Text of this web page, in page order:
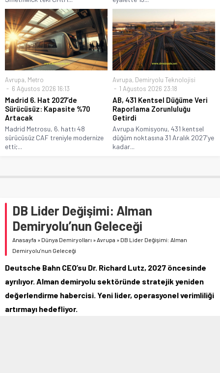
Avrupa, Metro
6 Ağustos 2026 16:13
Madrid 6. Hat 2027’de
Sürücüsüz: Kapasite %70
Artacak
Madrid Metrosu, 6. hattı 48
sürücüsüz CAF treniyle modernize
etti;...
Avrupa, Demiryolu Teknolojisi
1 Ağustos 2026 23:18
AB, 431 Kentsel Düğüme Veri
Raporlama Zorunluluğu
Getirdi
Avrupa Komisyonu, 431 kentsel
düğüm noktasına 31 Aralık 2027'ye
kadar...
DB Lider Değişimi: Alman
Demiryolu’nun Geleceği
Anasayfa » Dünya Demiryolları »Avrupa » DB Lider Değişimi: Alman
Demiryolu’nun Geleceği
Deutsche Bahn CEO’su Dr. Richard Lutz, 2027 öncesinde
ayrılıyor. Alman demiryolu sektöründe stratejik yeniden
değerlendirme habercisi. Yeni lider, operasyonel verimliliği
artırmayı hedefliyor.